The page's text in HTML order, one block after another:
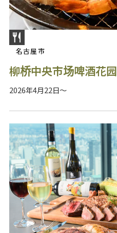
名古屋市
柳桥中央市场啤酒花园
2026年4月22日～